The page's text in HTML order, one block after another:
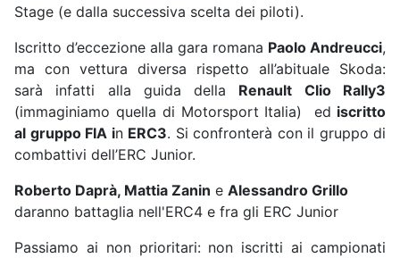
Stage (e dalla successiva scelta dei piloti).
Iscritto d’eccezione alla gara romana Paolo Andreucci,
ma con vettura diversa rispetto all’abituale Skoda:
sarà infatti alla guida della Renault Clio Rally3
(immaginiamo quella di Motorsport Italia) ed iscritto
al gruppo FIA in ERC3. Si confronterà con il gruppo di
combattivi dell’ERC Junior.
Roberto Daprà, Mattia Zanin e Alessandro Grillo
daranno battaglia nell'ERC4 e fra gli ERC Junior
Passiamo ai non prioritari: non iscritti ai campionati